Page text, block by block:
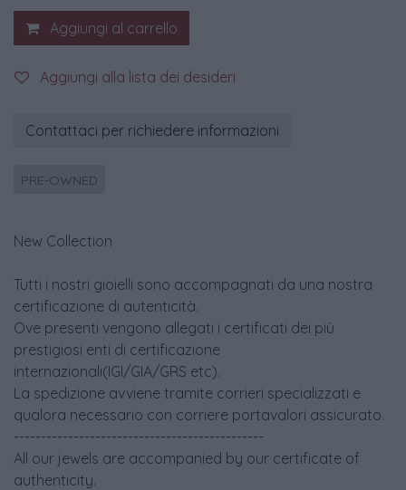
Aggiungi al carrello
Aggiungi alla lista dei desideri
Contattaci per richiedere informazioni
PRE-OWNED
New Collection
Tutti i nostri gioielli sono accompagnati da una nostra
certificazione di autenticità.
Ove presenti vengono allegati i certificati dei più
prestigiosi enti di certificazione
internazionali(IGI/GIA/GRS etc).
La spedizione avviene tramite corrieri specializzati e
qualora necessario con corriere portavalori assicurato.
----------------------------------------------
All our jewels are accompanied by our certificate of
authenticity.